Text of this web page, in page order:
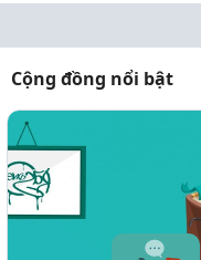
Cộng đồng nổi bật